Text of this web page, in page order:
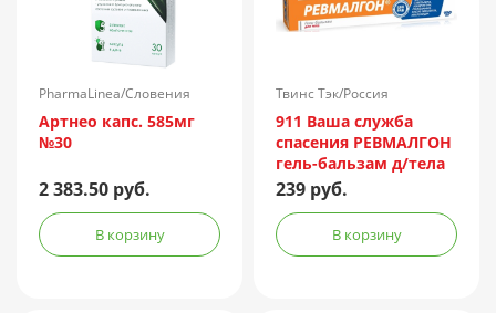
PharmaLinea/Словения
Артнео капс. 585мг
№30
2 383.50 руб.
В корзину
Твинс Тэк/Россия
911 Ваша служба
спасения РЕВМАЛГОН
гель-бальзам д/тела
100мл
239 руб.
В корзину